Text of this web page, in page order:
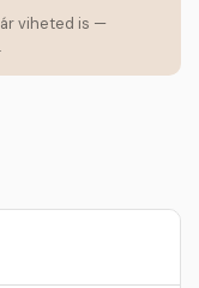
viheted is —